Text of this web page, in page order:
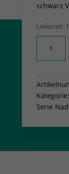
schwarz
Lieferzeit:
Stahl
12
kW
Ø
schwarz
Menge
Kategorie:
Serie